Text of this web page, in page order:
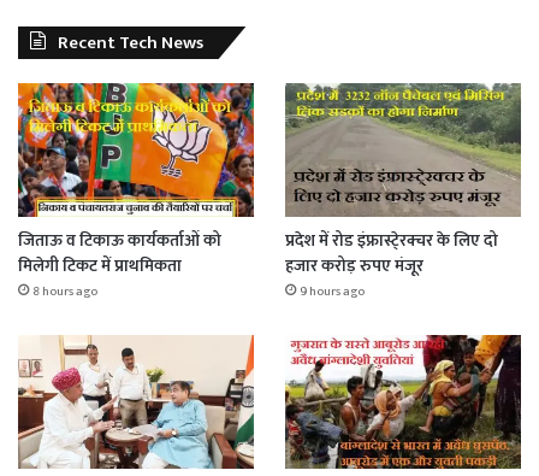
Recent Tech News
जिताऊ व टिकाऊ कार्यकर्ताओं को
मिलेगी टिकट में प्राथमिकता
8 hours ago
प्रदेश में रोड इंफ्रास्टे्रक्चर के लिए दो
हजार करोड़ रुपए मंजूर
9 hours ago